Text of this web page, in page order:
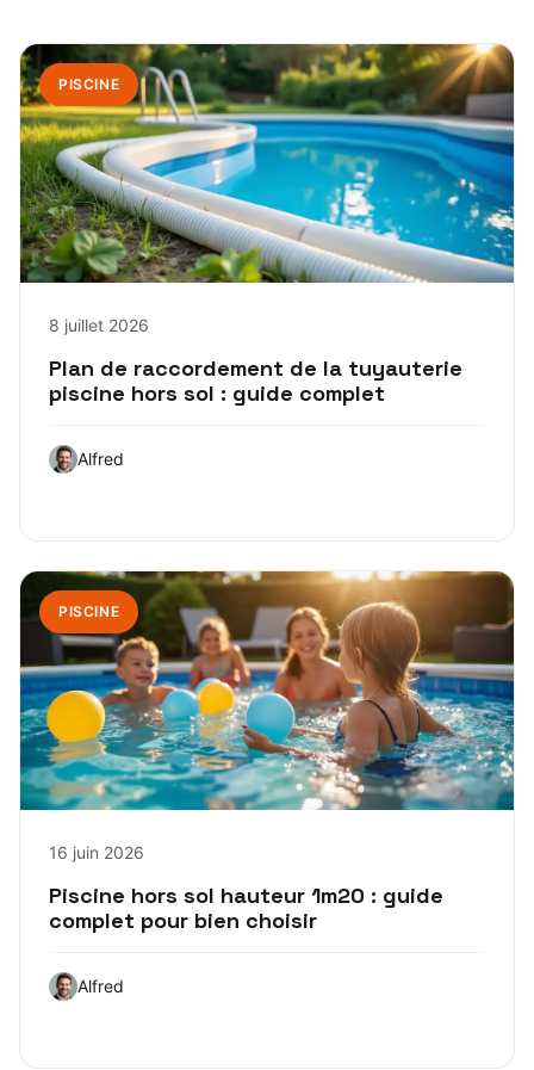
PISCINE
8 juillet 2026
Plan de raccordement de la tuyauterie
piscine hors sol : guide complet
Alfred
PISCINE
16 juin 2026
Piscine hors sol hauteur 1m20 : guide
complet pour bien choisir
Alfred